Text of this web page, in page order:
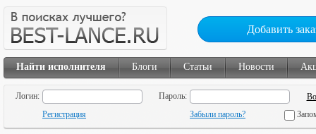
Добавить
Найти исполнителя Блоги Статьи Новости
Логин:
Пароль:
Регистрация
Забыли пароль?